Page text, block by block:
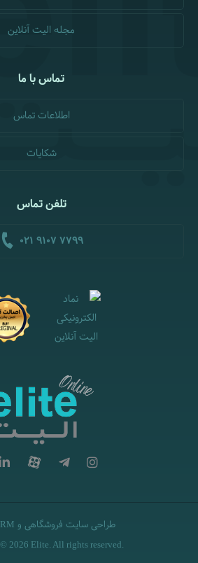
مجله الیت آنلاین
تماس با ما
اطلاعات تماس
شکایات
تلفن تماس
021 9107 7799
طراحی سایت فروشگاهی و
2026 Elite. All rights reserved.